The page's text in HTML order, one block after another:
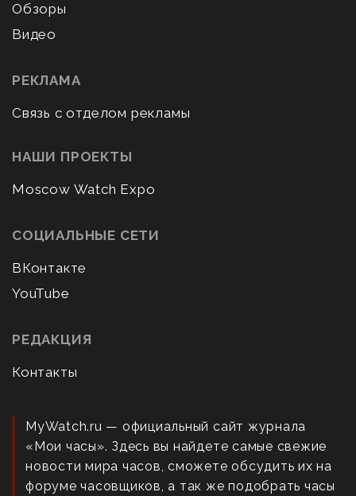
Обзоры
Видео
РЕКЛАМА
Связь с отделом рекламы
НАШИ ПРОЕКТЫ
Moscow Watch Expo
СОЦИАЛЬНЫЕ СЕТИ
ВКонтакте
YouTube
РЕДАКЦИЯ
Контакты
MyWatch.ru — официальный сайт журнала
«Мои часы». Здесь вы найдете самые свежие
новости мира часов, сможете обсудить их на
форуме часовщиков, а так же подобрать часы